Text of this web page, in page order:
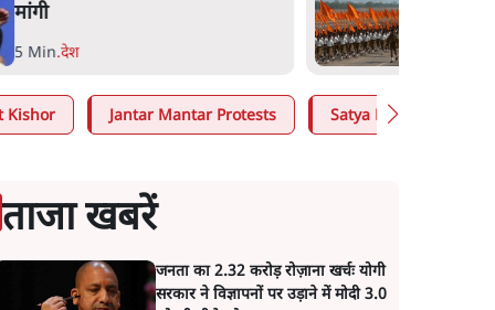
की रणनीति
9 Min.विश्लेषण
Kishor Jantar Mantar Protests Satya Hindi
ताजा खबरें
जनता का 2.32 करोड़ रोज़ाना खर्चः योगी
सरकार ने विज्ञापनों पर उड़ाने में मोदी 3.0